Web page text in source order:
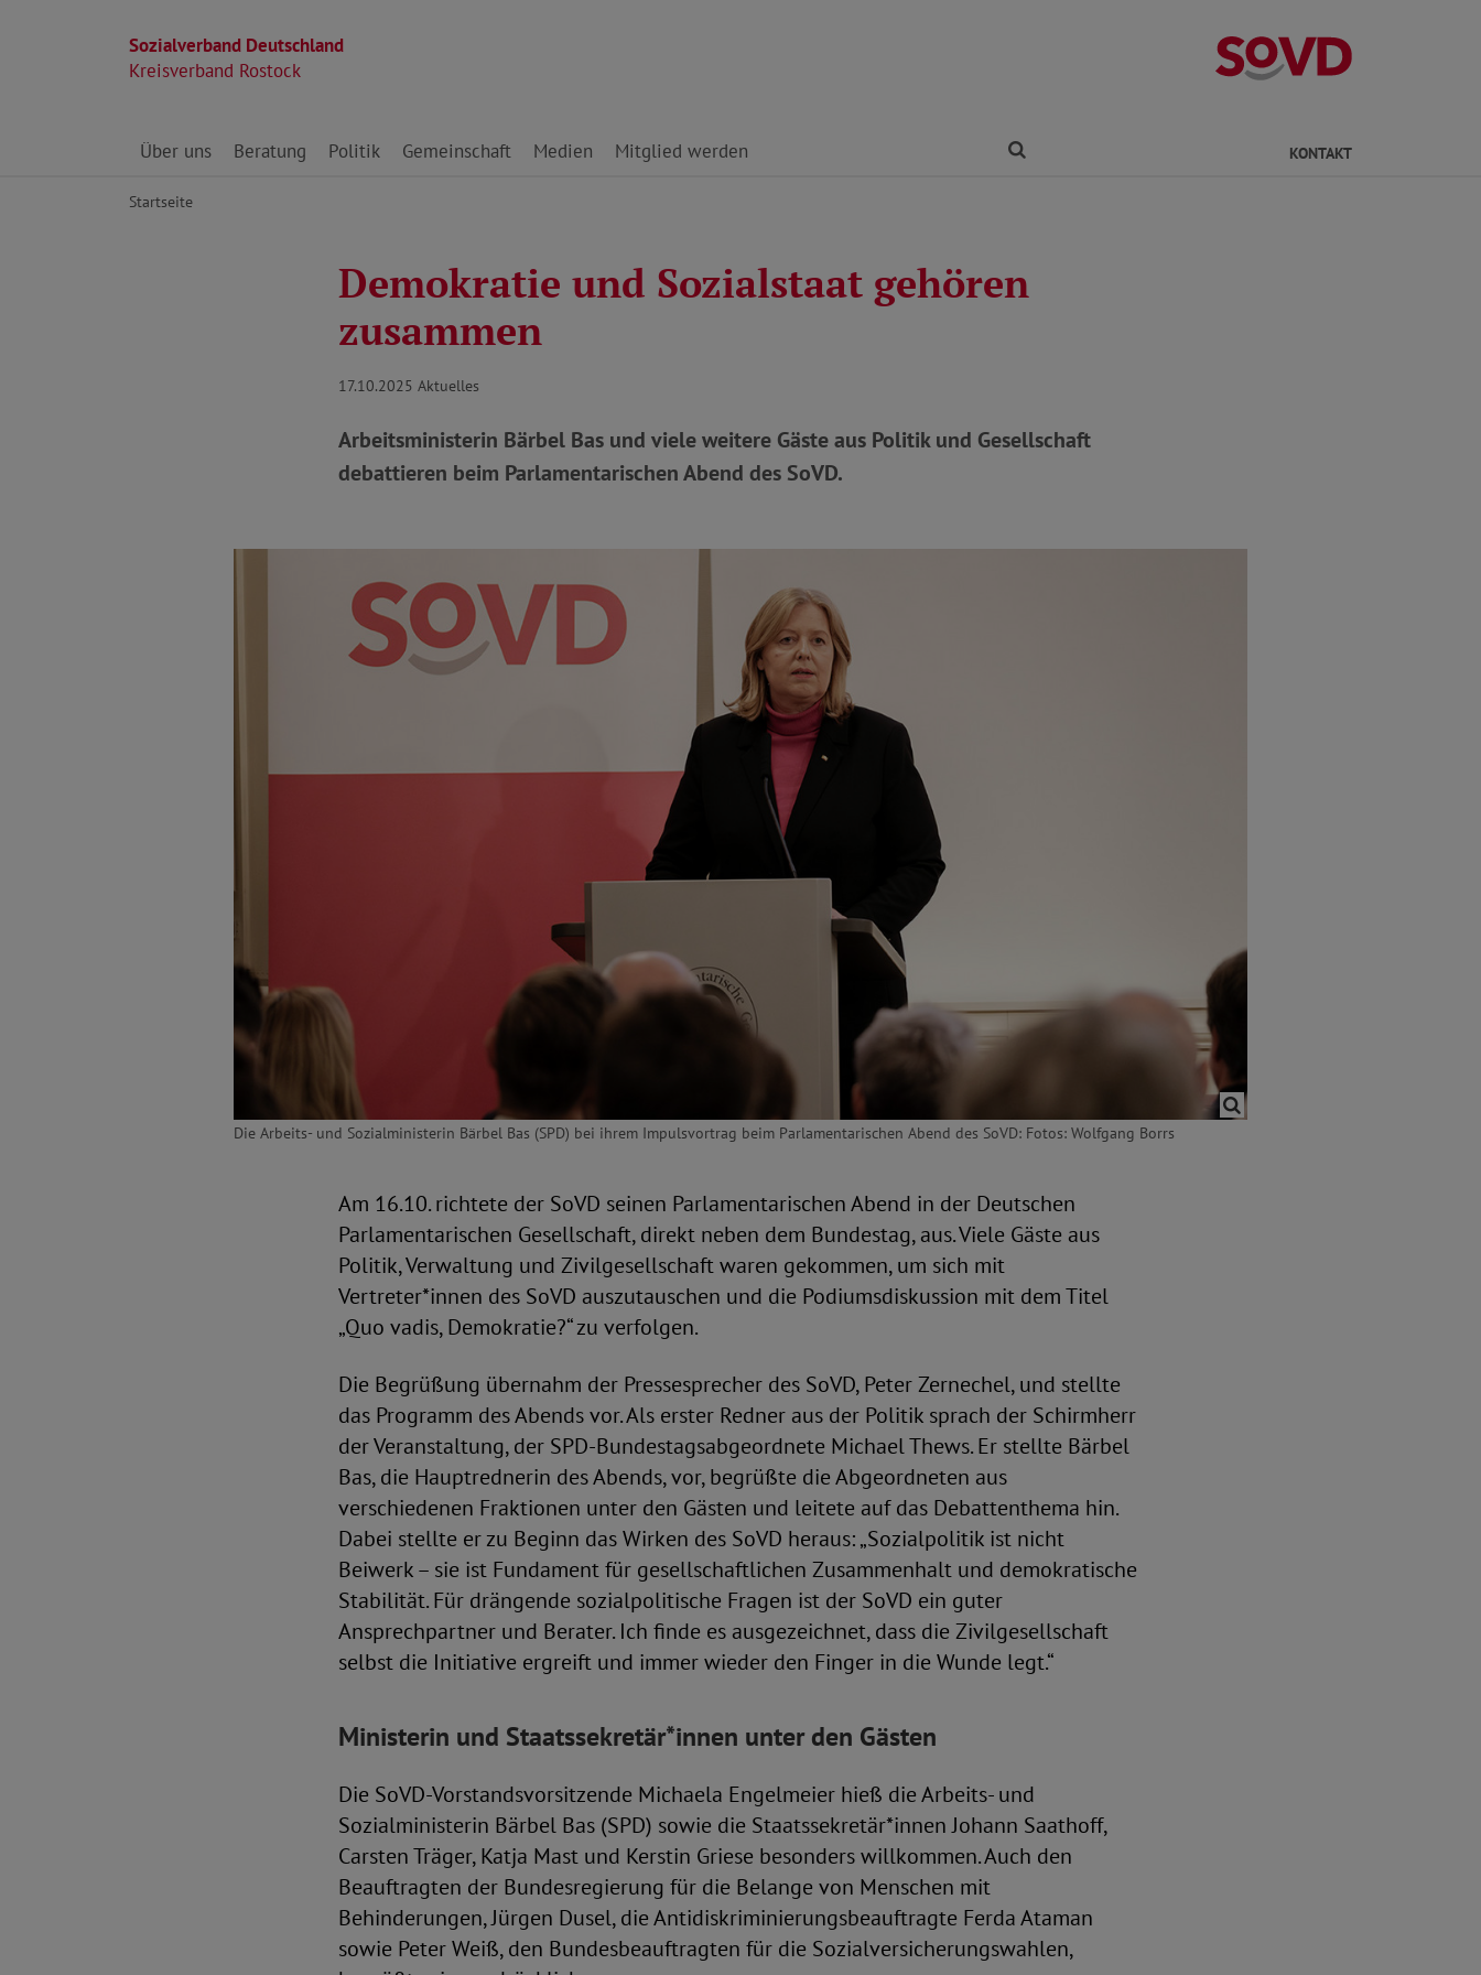
Sozialverband Deutschland
Kreisverband Rostock
Kreisverband
Direkt zu den Inhalten springen
Über uns Beratung Politik Gemeinschaft Medien Mitglied werden KONTAKT
Startseite
Demokratie und Sozialstaat gehören
zusammen
17.10.2025 Aktuelles
Arbeitsministerin Bärbel Bas und viele weitere Gäste aus Politik und Gesellschaft
debattieren beim Parlamentarischen Abend des SoVD.
Die Arbeits- und Sozialministerin Bärbel Bas (SPD) bei ihrem Impulsvortrag beim Parlamentarischen Abend des SoVD: Fotos: Wolfgang Borrs
Am 16.10. richtete der SoVD seinen Parlamentarischen Abend in der Deutschen
Parlamentarischen Gesellschaft, direkt neben dem Bundestag, aus. Viele Gäste aus
Politik, Verwaltung und Zivilgesellschaft waren gekommen, um sich mit
Vertreter*innen des SoVD auszutauschen und die Podiumsdiskussion mit dem Titel
„Quo vadis, Demokratie?“ zu verfolgen.
Die Begrüßung übernahm der Pressesprecher des SoVD, Peter Zernechel, und stellte
das Programm des Abends vor. Als erster Redner aus der Politik sprach der Schirmherr
der Veranstaltung, der SPD-Bundestagsabgeordnete Michael Thews. Er stellte Bärbel
Bas, die Hauptrednerin des Abends, vor, begrüßte die Abgeordneten aus
verschiedenen Fraktionen unter den Gästen und leitete auf das Debattenthema hin.
Dabei stellte er zu Beginn das Wirken des SoVD heraus: „Sozialpolitik ist nicht
Beiwerk – sie ist Fundament für gesellschaftlichen Zusammenhalt und demokratische
Stabilität. Für drängende sozialpolitische Fragen ist der SoVD ein guter
Ansprechpartner und Berater. Ich finde es ausgezeichnet, dass die Zivilgesellschaft
selbst die Initiative ergreift und immer wieder den Finger in die Wunde legt.“
Ministerin und Staatssekretär*innen unter den Gästen
Die SoVD-Vorstandsvorsitzende Michaela Engelmeier hieß die Arbeits- und
Sozialministerin Bärbel Bas (SPD) sowie die Staatssekretär*innen Johann Saathoff,
Carsten Träger, Katja Mast und Kerstin Griese besonders willkommen. Auch den
Beauftragten der Bundesregierung für die Belange von Menschen mit
Behinderungen, Jürgen Dusel, die Antidiskriminierungsbeauftragte Ferda Ataman
sowie Peter Weiß, den Bundesbeauftragten für die Sozialversicherungswahlen,